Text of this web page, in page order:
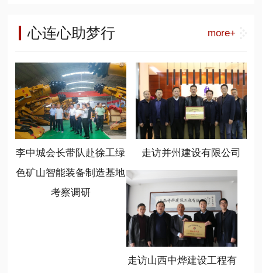
有着20多年历史的商会，在新时代、
新任务、新情况下，始终坚持服务、
联合、创新、共享的办会宗旨，不断
加大组织建设力度，提高服务大局能
力，取得了优异成绩，新智造分会就
是该会打造的一个重点分会，也是形
成行业新质生产力发展的引擎。 (山
西省商业联合会党支部书记冯学亮)
(山西省商业联合会新智造分会会长温
作洧) 新任会长、徐工绿色矿山智能
装备制造基地总经理温作洧表示，要
充分利用好平台，发挥好作用，学习
掌握政策，规范自律发展，链接优质
资源，聚焦基础前沿和行业方向，开
展广泛对接合作，共享发展成果。要
勇于担当，不辱使命，坚持新智造、
工能源装备大客户部部长刘祥刚、华
北大区总监常顺顺、徐工绿色矿山智
书记陈岳任、基地销售管理部部长程
晋秀参加了座谈。
家学者，产业生态合作伙伴以及相关
心连心助梦行 more+
李中城会长带队赴徐工绿
色矿山智能装备制造基地
考察调研
走访并州建设有限公司
走访山西中烨建设工程有